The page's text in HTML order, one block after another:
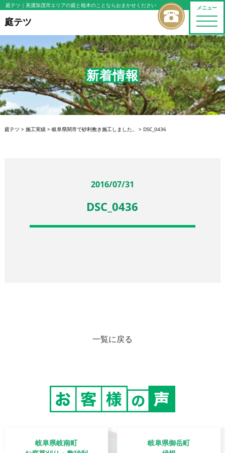
メニュー
toggle
庭テツ ｜美濃加茂市エリアの庭と植木のことならおまかせください
庭テツ
新着情報
庭テツ > 施工実績> 岐阜県関市で砂利敷き施工しました。 > DSC_0436
2016/07/31
DSC_0436
一覧に戻る
岐阜県岐南町
岐阜県御岳町